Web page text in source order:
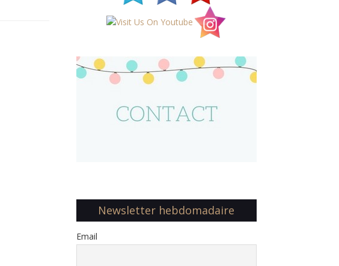
Newsletter hebdomadaire
Email